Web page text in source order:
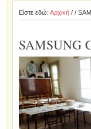
Είστε εδώ: Αρχική/ /
SAMSUNG